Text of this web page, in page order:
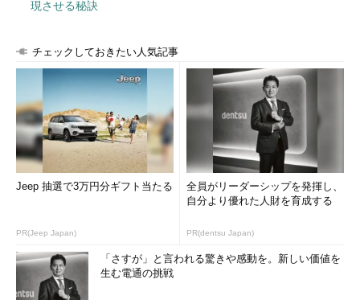
現させる秘訣
チェックしておきたい人気記事
Jeep 抽選で3万円分ギフト当たる
PR(Jeep Japan)
全員がリーダーシップを発揮し、
自分より優れた人財を育成する
PR(dentsu Japan)
「さすが」と言われる驚きや感動を。新しい価値を
生む電通の挑戦